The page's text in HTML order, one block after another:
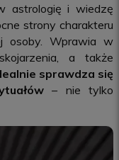
astrologię i wiedzę
strony charakteru
osoby. Wprawia w
a także
sprawdza się
– nie tylko